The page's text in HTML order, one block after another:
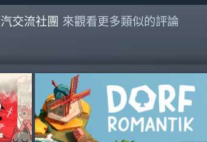
交流社團 來觀看更多類似的評論